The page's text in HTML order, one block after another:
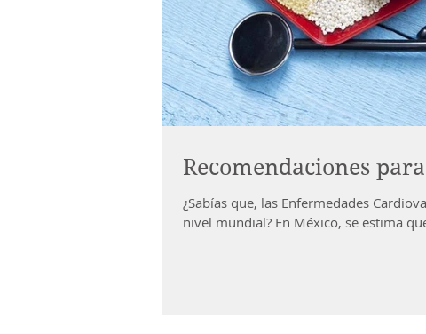
Recomendaciones
¿Sabías que, las Enfermedades
nivel mundial? En México, se estima